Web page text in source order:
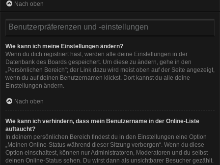
Nach oben
Benutzerpräferenzen und -einstellungen
Wie kann ich meine Einstellungen ändern?
Wenn du dich registriert hast, werden alle deine Einstellungen in der
Datenbank des Boards gespeichert. Um diese zu ändern, gehe in den
„Persönlichen Bereich“; der Link dazu wird meist oben auf der Seite angezeigt,
wenn du auf deinen Benutzernamen klickst. Dort kannst du alle deine
Einstellungen ändern.
Nach oben
Wie kann ich verhindern, dass mein Benutzername in der Online-Liste
auftaucht?
In deinem persönlichen Bereich findest du in den Einstellungen eine Option
„Meinen Online-Status während dieser Sitzung verbergen“. Wenn du diese
Option einschaltest, können nur Administratoren, Moderatoren und du selbst
deinen Online-Status sehen. Du wirst dann als unsichtbarer Besucher gezählt.